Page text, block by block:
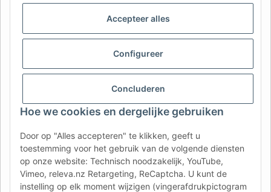
Accepteer alles
Configureer
Concluderen
Hoe we cookies en dergelijke gebruiken
Door op "Alles accepteren" te klikken, geeft u
toestemming voor het gebruik van de volgende diensten
op onze website: Technisch noodzakelijk, YouTube,
Vimeo, releva.nz Retargeting, ReCaptcha. U kunt de
instelling op elk moment wijzigen (vingerafdrukpictogram
AFATEK België / Belgique
Uw specialist in onderdelen voor aanhangwagens | Votre
Contact:info@afatek.com
REGIO EN TAAL | CHOISIR LA RÉGION ET LA LANGUE
CH (IT) BE (NL) BE (FR) NL
FR IT ES DK PL